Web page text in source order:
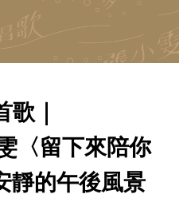
｜
〈留下來陪你
靜的午後風景